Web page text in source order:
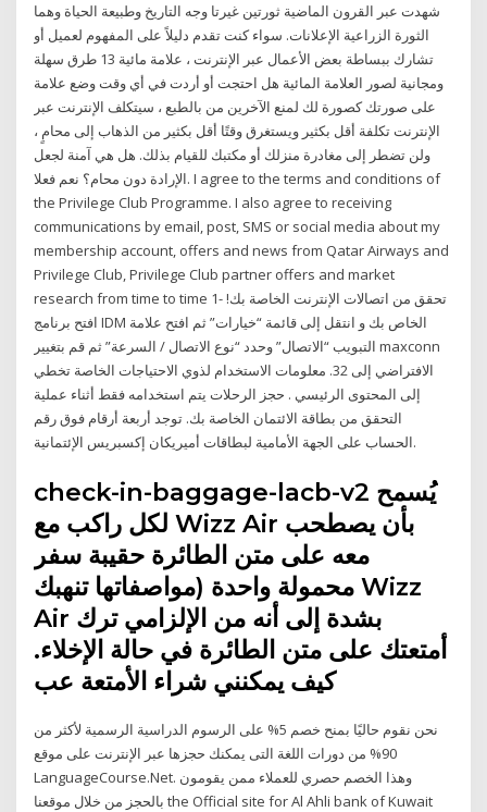
شهدت عبر القرون الماضية ثورتين غيرتا وجه التاريخ وطبيعة الحياة وهما
الثورة الزراعية الإعلانات. سواء كنت تقدم دليلاً على المفهوم لعميل أو
تشارك ببساطة بعض الأعمال عبر الإنترنت ، علامة مائية 13 طرق سهلة
ومجانية لصور العلامة المائية هل احتجت أو أردت في أي وقت وضع علامة
على صورتك كصورة لك لمنع الآخرين من بالطبع ، سيتكلف الإنترنت عبر
الإنترنت تكلفة أقل بكثير ويستغرق وقتًا أقل بكثير من الذهاب إلى محامٍ ،
ولن تضطر إلى مغادرة منزلك أو مكتبك للقيام بذلك. هل هي آمنة لجعل
الإرادة دون محام؟ نعم فعلا. I agree to the terms and conditions of
the Privilege Club Programme. I also agree to receiving
communications by email, post, SMS or social media about my
membership account, offers and news from Qatar Airways and
Privilege Club, Privilege Club partner offers and market
research from time to time 1- تحقق من اتصالات الإنترنت الخاصة بك!
افتح برنامج IDM الخاص بك و انتقل إلى قائمة “خيارات” ثم افتح علامة
التبويب “الاتصال” وحدد “نوع الاتصال / السرعة” ثم قم بتغيير maxconn
الافتراضي إلى 32. معلومات الاستخدام لذوي الاحتياجات الخاصة تخطي
إلى المحتوى الرئيسي . حجز الرحلات يتم استخدامه فقط أثناء عملية
التحقق من بطاقة الائتمان الخاصة بك. توجد أربعة أرقام فوق رقم
الحساب على الجهة الأمامية لبطاقات أميريكان إكسبريس الإئتمانية.
check-in-baggage-lacb-v2 يُسمح
لكل راكب مع Wizz Air بأن يصطحب
معه على متن الطائرة حقيبة سفر
محمولة واحدة (مواصفاتها تنهبك Wizz
Air بشدة إلى أنه من الإلزامي ترك
أمتعتك على متن الطائرة في حالة الإخلاء.
كيف يمكنني شراء الأمتعة عب
نحن نقوم حاليًا بمنح خصم 5% على الرسوم الدراسية الرسمية لأكثر من
90% من دورات اللغة التى يمكنك حجزها عبر الإنترنت على موقع
LanguageCourse.Net. وهذا الخصم حصري للعملاء ممن يقومون
بالحجز من خلال موقعنا the Official site for Al Ahli bank of Kuwait